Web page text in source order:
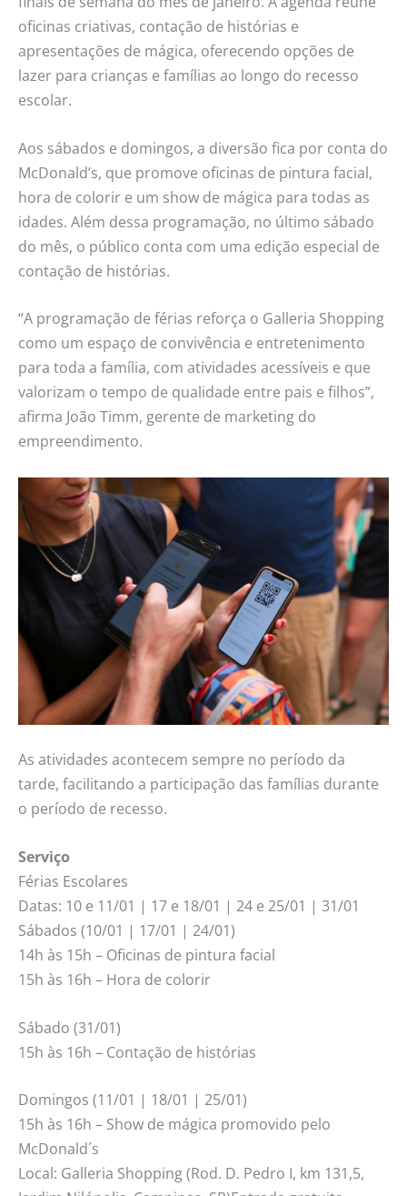
oficinas criativas, contação de histórias e
apresentações de mágica, oferecendo opções de
lazer para crianças e famílias ao longo do recesso
escolar.
Aos sábados e domingos, a diversão fica por conta do
McDonald’s, que promove oficinas de pintura facial,
hora de colorir e um show de mágica para todas as
idades. Além dessa programação, no último sábado
do mês, o público conta com uma edição especial de
contação de histórias.
“A programação de férias reforça o Galleria Shopping
como um espaço de convivência e entretenimento
para toda a família, com atividades acessíveis e que
valorizam o tempo de qualidade entre pais e filhos”,
afirma João Timm, gerente de marketing do
empreendimento.
As atividades acontecem sempre no período da
tarde, facilitando a participação das famílias durante
o período de recesso.
Serviço
Férias Escolares
Datas: 10 e 11/01 | 17 e 18/01 | 24 e 25/01 | 31/01
Sábados (10/01 | 17/01 | 24/01)
14h às 15h – Oficinas de pintura facial
15h às 16h – Hora de colorir
Sábado (31/01)
15h às 16h – Contação de histórias
Domingos (11/01 | 18/01 | 25/01)
15h às 16h – Show de mágica promovido pelo
McDonald´s
Local: Galleria Shopping (Rod. D. Pedro I, km 131,5,